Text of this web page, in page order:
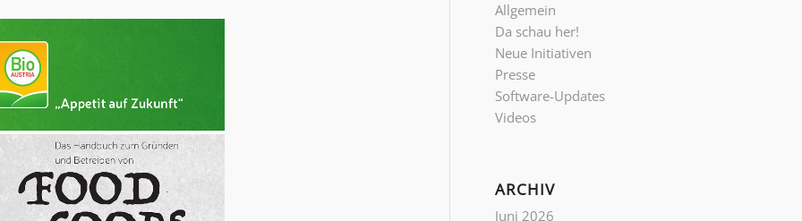
Allgemein
Da schau her!
Neue Initiativen
Presse
Software-Updates
Videos
ARCHIV
Juni 2026